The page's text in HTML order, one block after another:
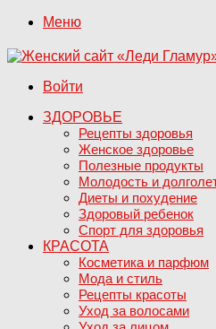
Меню
Войти
ЗДОРОВЬЕ
Рецепты здоровья
Женское здоровье
Полезные продукты
Молодость и
Диеты и похудение
Здоровый ребенок
Спорт для здоровья
КРАСОТА
Косметика и парфюм
Мода и стиль
Рецепты красоты
Уход за волосами